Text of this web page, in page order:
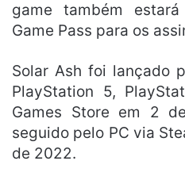
game também
Game Pass para os
Solar Ash foi lançado
PlayStation 5,
Games Store em 2
seguido pelo PC via
de 2022.